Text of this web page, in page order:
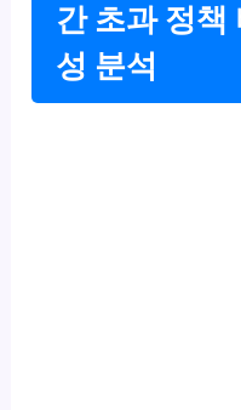
간 초과 정책
성 분석